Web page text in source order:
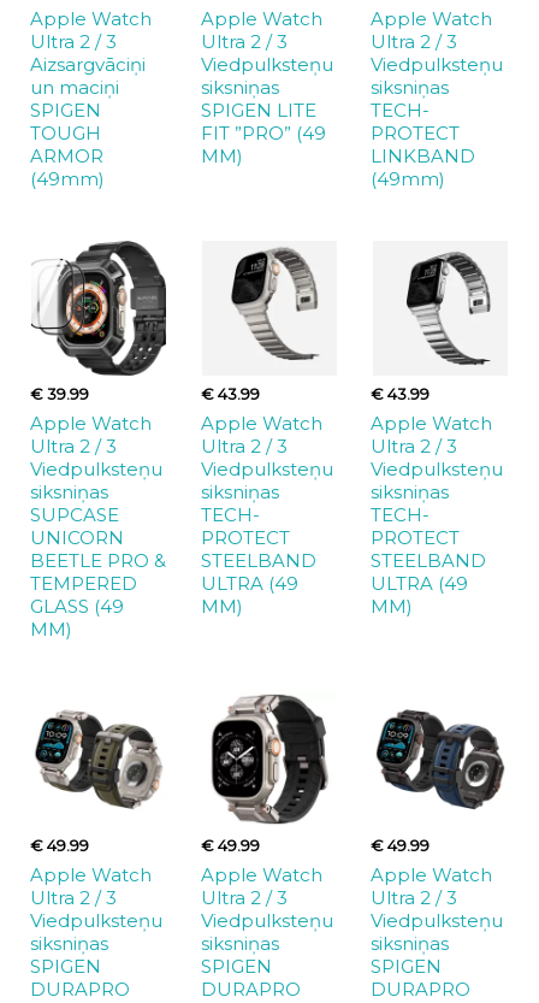
Apple Watch
Ultra 2 / 3
Aizsargvāciņi
un maciņi
SPIGEN
TOUGH
ARMOR
(49mm)
Apple Watch
Ultra 2 / 3
Viedpulksteņu
siksniņas
SPIGEN LITE
FIT ”PRO” (49
MM)
Apple Watch
Ultra 2 / 3
Viedpulksteņu
siksniņas
TECH-
PROTECT
LINKBAND
(49mm)
€ 39.99
Apple Watch
Ultra 2 / 3
Viedpulksteņu
siksniņas
SUPCASE
UNICORN
BEETLE PRO &
TEMPERED
GLASS (49
MM)
€ 43.99
Apple Watch
Ultra 2 / 3
Viedpulksteņu
siksniņas
TECH-
PROTECT
STEELBAND
ULTRA (49
MM)
€ 43.99
Apple Watch
Ultra 2 / 3
Viedpulksteņu
siksniņas
TECH-
PROTECT
STEELBAND
ULTRA (49
MM)
€ 49.99
Apple Watch
Ultra 2 / 3
Viedpulksteņu
siksniņas
SPIGEN
DURAPRO
€ 49.99
Apple Watch
Ultra 2 / 3
Viedpulksteņu
siksniņas
SPIGEN
DURAPRO
€ 49.99
Apple Watch
Ultra 2 / 3
Viedpulksteņu
siksniņas
SPIGEN
DURAPRO